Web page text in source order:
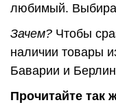
любимый.
Зачем? Чтобы
наличии товары
Баварии и
Прочитайте так